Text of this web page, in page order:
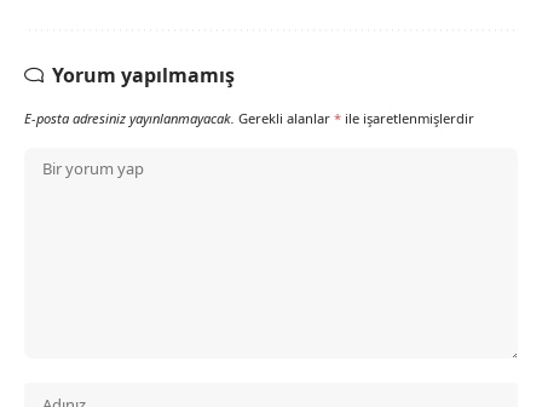
Yorum yapılmamış
E-posta adresiniz yayınlanmayacak. Gerekli alanlar * ile işaretlenmişlerdir